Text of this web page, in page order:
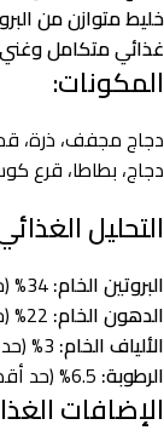
خليط متوازن من
غذائي متكامل وغني
المكونات:
دجاج مجفف، ذرة،
دجاج، بطاطا، قرع
التحليل
البروتين الخام:
الدهون الخام:
الألياف الخام:
الرطوبة:
الإضافات